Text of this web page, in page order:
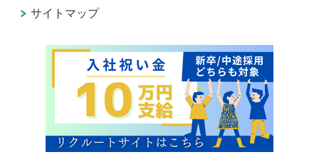
サイトマップ